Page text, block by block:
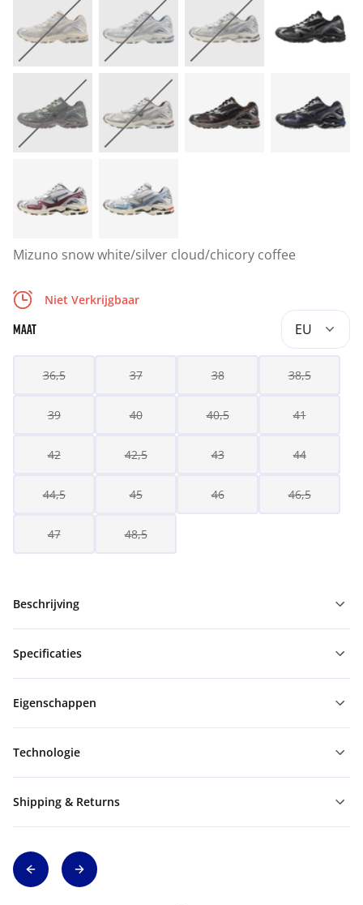
Mizuno snow white/silver cloud/chicory coffee
Niet Verkrijgbaar
MAAT EU
36,5 37 38 38,5
39 40 40,5 41
42 42,5 43 44
44,5 45 46 46,5
47 48,5
Beschrijving
Specificaties
Eigenschappen
Technologie
Shipping & Returns